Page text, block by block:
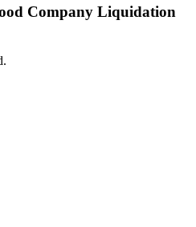
Company Liquidation